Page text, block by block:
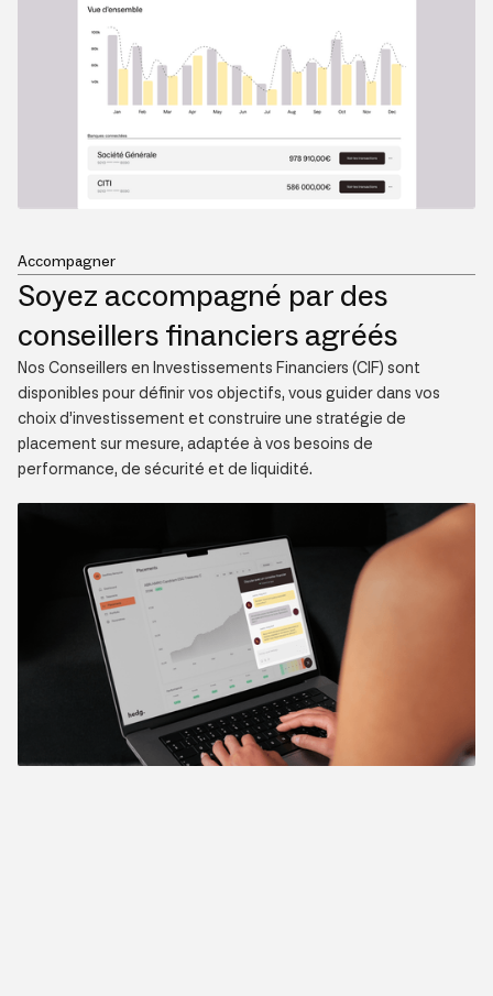
Accompagner
Soyez accompagné par des
conseillers financiers agréés
Nos Conseillers en Investissements Financiers (CIF) sont
disponibles pour définir vos objectifs, vous guider dans vos
choix d’investissement et construire une stratégie de
placement sur mesure, adaptée à vos besoins de
performance, de sécurité et de liquidité.